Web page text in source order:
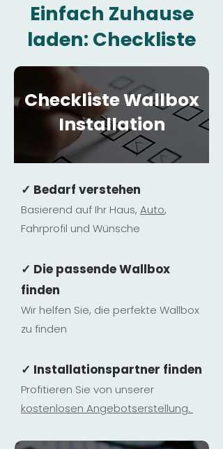
Einfach Zuhause
laden: Checkliste
Checkliste Wallbox
Installation
✓ Bedarf verstehen
Basierend auf Ihr Haus, Auto,
Fahrprofil und Wünsche
✓ Die passende Wallbox
finden
Wir helfen Sie, die perfekte Wallbox
zu finden
✓ Installationspartner finden
Profitieren Sie von unserer
kostenlosen Angebotserstellung.